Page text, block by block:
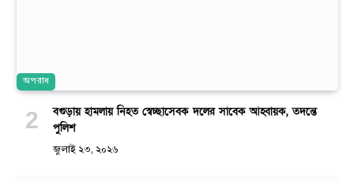
অপরাধ
বগুড়ায় হামলায় নিহত স্বেচ্ছাসেবক দলের সাবেক আহ্বায়ক, তদন্তে
পুলিশ
জুলাই ২৩, ২০২৬